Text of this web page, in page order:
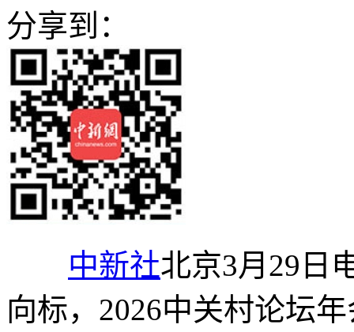
分享到：
中新社北京3月29日
向标，2026中关村论坛